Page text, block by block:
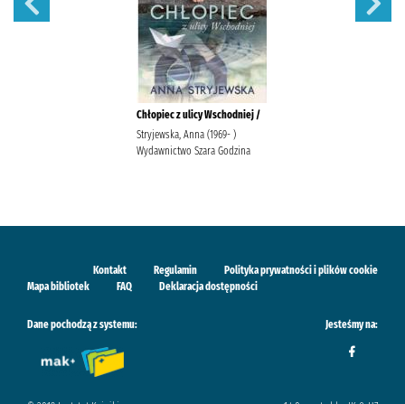
Chłopiec z ulicy Wschodniej /
Stryjewska, Anna (1969- )
Wydawnictwo Szara Godzina
Kontakt Regulamin
Polityka prywatności i plików cookie
Mapa bibliotek
FAQ Deklaracja dostępności
Dane pochodzą z systemu: Jesteśmy na: